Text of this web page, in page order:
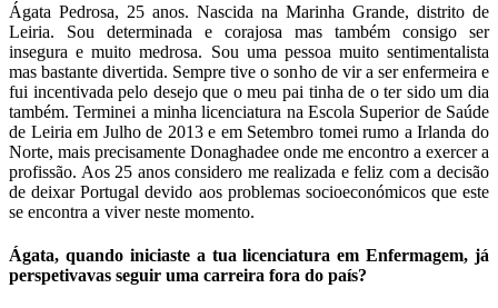
Ágata Pedrosa, 25 anos. Nascida na Marinha Grande, distrito de
Leiria. Sou determinada e corajosa mas também consigo ser
insegura e muito medrosa. Sou uma pessoa muito sentimentalista
mas bastante divertida. Sempre tive o sonho de vir a ser enfermeira e
fui incentivada pelo desejo que o meu pai tinha de o ter sido um dia
também. Terminei a minha licenciatura na Escola Superior de Saúde
de Leiria em Julho de 2013 e em Setembro tomei rumo a Irlanda do
Norte, mais precisamente Donaghadee onde me encontro a exercer a
profissão. Aos 25 anos considero me realizada e feliz com a decisão
de deixar Portugal devido aos problemas socioeconómicos que este
se encontra a viver neste momento.
Ágata, quando iniciaste a tua licenciatura em Enfermagem, já
perspetivavas seguir uma carreira fora do país?